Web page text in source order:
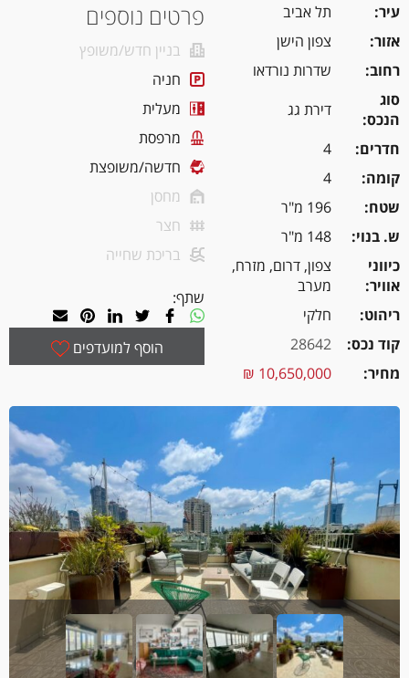
עיר
תל אביב
אזור
צפון הישן
רחוב
שדרות נורדאו
סוג
הנכס
דירת גג
חדרים
4
קומה
4
שטח
196 מ"ר
ש. בנוי
148 מ"ר
כיווני
אוויר
צפון, דרום, מזרח,
מערב
ריהוט
חלקי
קוד נכס
28642
מחיר
10,650,000 ₪
פרטים נוספים
בניין חדש/משופץ
חניה
מעלית
מרפסת
חדשה/משופצת
מחסן
חצר
בריכת שחייה
שתף:
הוסף למועדפים